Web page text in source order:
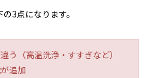
3点になります。
う（高温洗浄・すすぎなど）
追加